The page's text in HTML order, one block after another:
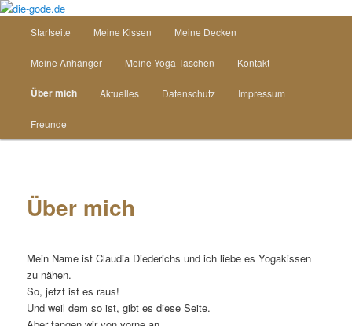
Zum
wechseln
die-gode.de
Startseite Meine Kissen Meine Decken
Meine Anhänger Meine Yoga-Taschen Kontakt
Über mich Aktuelles Datenschutz Impressum
Freunde
Über mich
Mein Name ist Claudia Diederichs und ich liebe es Yogakissen
zu nähen.
So, jetzt ist es raus!
Und weil dem so ist, gibt es diese Seite.